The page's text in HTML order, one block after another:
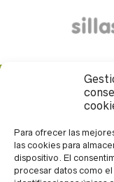
Para ofrecer las
las cookies para
dispositivo. El
procesar datos como
Calle Rueda
Trabaja con